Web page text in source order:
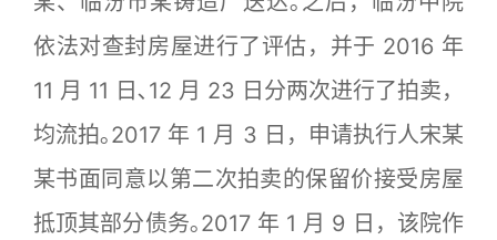
依法对查封房屋进行了评估，并于 2016 年
11 月 11 日､12 月 23 日分两次进行了拍卖，
均流拍｡2017 年 1 月 3 日，申请执行人宋某
某书面同意以第二次拍卖的保留价接受房屋
抵顶其部分债务｡2017 年 1 月 9 日，该院作